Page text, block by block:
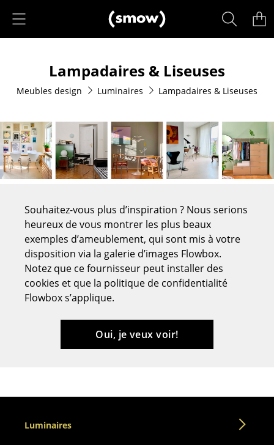
Chaises de cuisine & salle à manger
Canapés
Fauteuils
Fauteuils lounge
Chaises cantilever
Chaises et Tabourets de bar
Tabourets
Bancs & Chaises longues
Poufs poires
Lampadaires & Liseuses
Meubles design Luminaires Lampadaires & Liseuses
Souhaitez-vous plus d’inspiration ? Nous serions
heureux de vous montrer les plus beaux
exemples d’ameublement, qui sont mis à votre
disposition via la galerie d’images Flowbox.
Notez que ce fournisseur peut installer des
cookies et que la politique de confidentialité
Flowbox s’applique.
Oui, je veux voir!
Luminaires